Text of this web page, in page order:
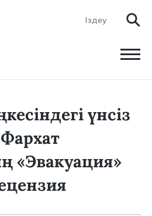
үнсіз
«Эвакуация»